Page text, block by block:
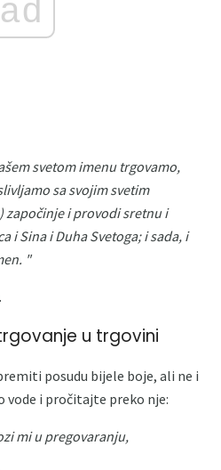
ad
svetom imenu trgovamo,
sa svojim svetim
započinje i provodi sretnu i
i Sina i Duha Svetoga; i sada, i
"
u trgovini
posudu bijele boje, ali ne i
vode i pročitajte preko nje:
mi u pregovaranju,